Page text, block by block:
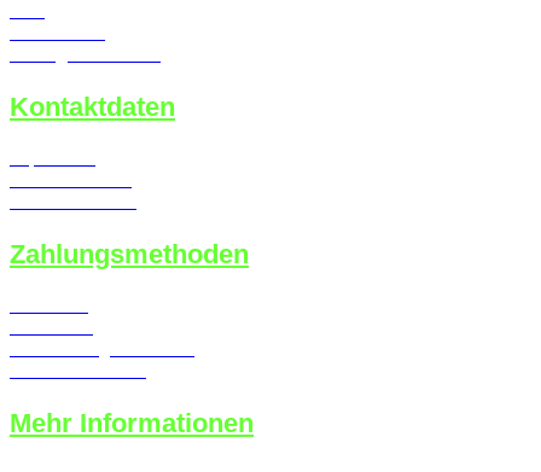
Kontaktdaten
Zahlungsmethoden
Mehr Informationen